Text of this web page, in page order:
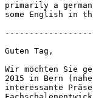
primarily a
some English in
Guten Tag,
Wir möchten Sie
2015 in Bern
interessante